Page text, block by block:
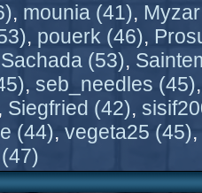
, mounia (41),
, pouerk (46),
Sachada (53),
, seb_needles (45)
, Siegfried (42),
(44), vegeta25 (45),